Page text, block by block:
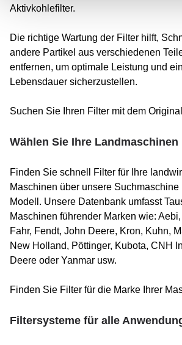
Aktivkohlefilter.
Die richtige Wartung der Filter hilft,
andere Partikel aus verschiedenen
entfernen, um optimale Leistung und
Lebensdauer sicherzustellen.
Suchen Sie Ihren Filter mit dem
Wählen Sie Ihre Landmaschinen
Finden Sie schnell Filter für Ihre
Maschinen über unsere Suchmaschine
Modell. Unsere Datenbank umfasst
Maschinen führender Marken wie:
Fahr, Fendt, John Deere, Kron, Kuhn,
New Holland, Pöttinger, Kubota, CNH
Deere oder Yanmar usw.
Finden Sie Filter für die Marke Ihrer
Filtersysteme für alle